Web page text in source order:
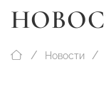
Новости